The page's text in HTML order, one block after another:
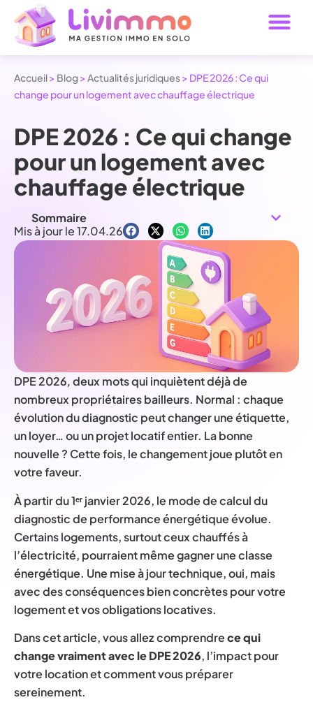
Accueil> Blog> Actualités juridiques> DPE 2026 : Ce qui
change pour un logement avec chauffage électrique
DPE 2026 : Ce qui change
pour un logement avec
chauffage électrique
Sommaire
Mis à jour le 17.04.26
DPE 2026,deux mots qui inquiètent déjà de
nombreux propriétaires bailleurs. Normal : chaque
évolution du diagnostic peut changer une étiquette,
un loyer… ou un projet locatif entier. La bonne
nouvelle ? Cette fois, le changement joue plutôt en
votre faveur.
À partir du 1ᵉʳ janvier 2026, le mode de calcul du
diagnostic de performance énergétique évolue.
Certains logements, surtout ceux chauffés à
l’électricité, pourraient même gagner une classe
énergétique. Une mise à jour technique, oui, mais
avec des conséquences bien concrètes pour votre
logement et vos obligations locatives.
Dans cet article, vous allez comprendrece qui
change vraiment avec le DPE 2026, l’impact pour
votre location et comment vous préparer
sereinement.